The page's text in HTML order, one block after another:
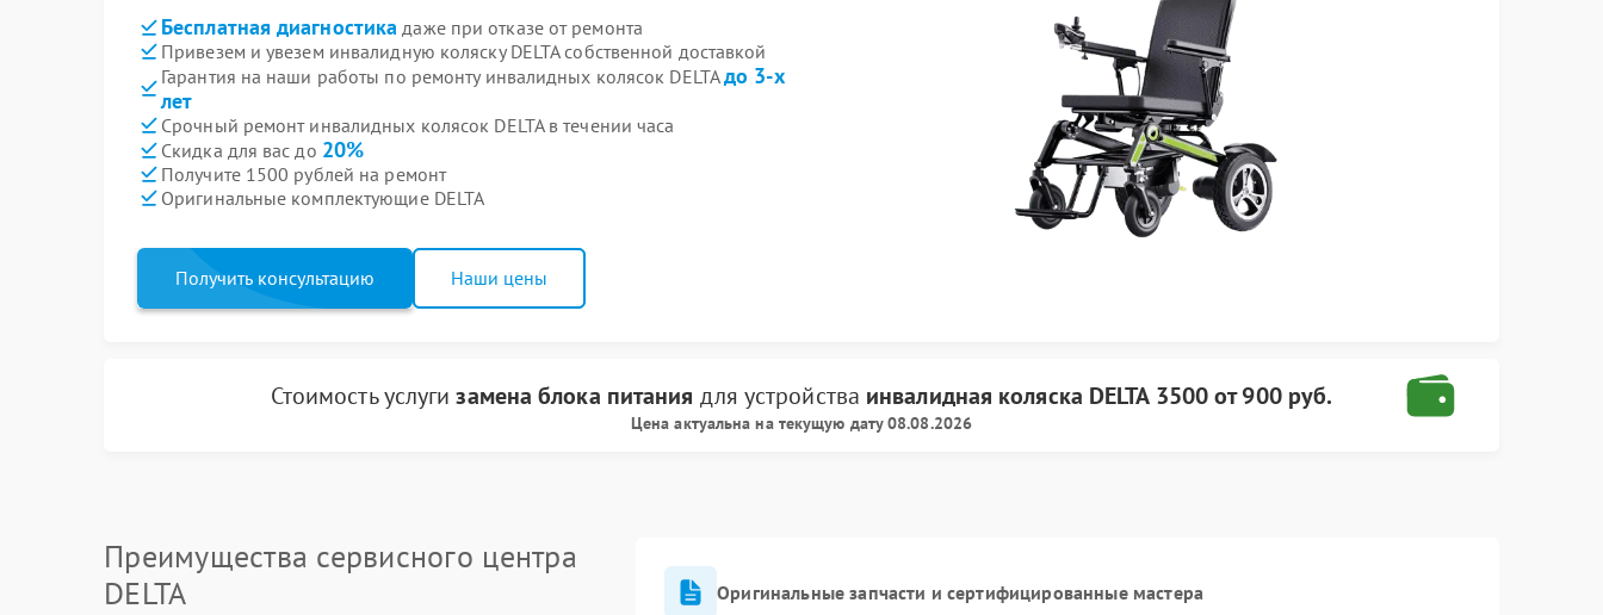
Бесплатная диагностика даже при отказе от ремонта
Привезем и увезем инвалидную коляску DELTA собственной доставкой
Гарантия на наши работы по ремонту инвалидных колясок DELTAдо 3-х
лет
Срочный ремонт инвалидных колясок DELTA в течении часа
Скидка для вас до 20%
Получите 1500 рублей на ремонт
Оригинальные комплектующие DELTA
Получить консультацию Наши цены
Стоимость услугизамена блока питания для устройства инвалидная коляска DELTA 3500от900 руб.
Цена актуальна на текущую дату 08.08.2026
Преимущества сервисного центра
DELTA
Оригинальные запчасти и сертифицированные мастера